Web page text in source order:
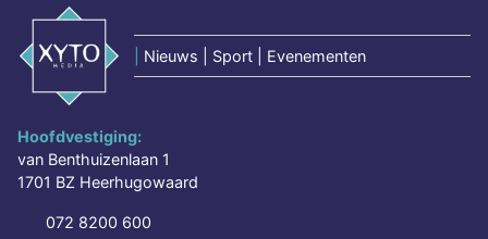
Nieuws | Sport | Evenementen
Hoofdvestiging:
van Benthuizenlaan 1
1701 BZ Heerhugowaard
072 8200 600